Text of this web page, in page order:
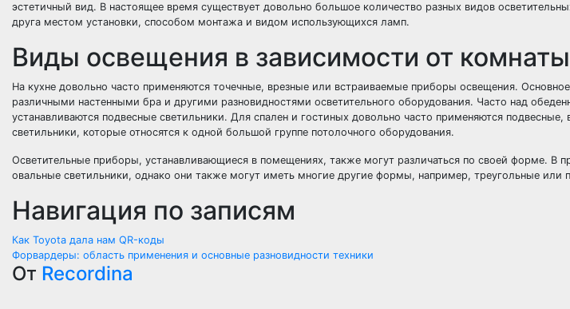
эстетичный вид. В настоящее время существует довольно большое количество разных видов
друга местом установки, способом монтажа и видом использующихся ламп.
Виды освещения в зависимости от комнаты
На кухне довольно часто применяются точечные, врезные или встраиваемые приборы освещения. Основное
различными настенными бра и другими разновидностями осветительного оборудования. Часто над
устанавливаются подвесные светильники. Для спален и гостиных довольно часто применяются
светильники, которые относятся к одной большой группе потолочного оборудования.
Осветительные приборы, устанавливающиеся в помещениях, также могут различаться по своей форме. В
овальные светильники, однако они также могут иметь многие другие формы, например, треугольные или
Навигация по записям
Как Toyota дала нам QR-коды
Форвардеры: область применения и основные разновидности техники
От Recordina